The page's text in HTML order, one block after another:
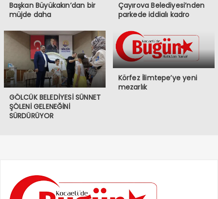
Başkan Büyükakın’dan bir
müjde daha
Çayırova Belediyesi’nden
parkede iddialı kadro
GÖLCÜK BELEDİYESİ SÜNNET
ŞÖLENİ GELENEĞİNİ
SÜRDÜRÜYOR
Körfez İlimtepe’ye yeni
mezarlık